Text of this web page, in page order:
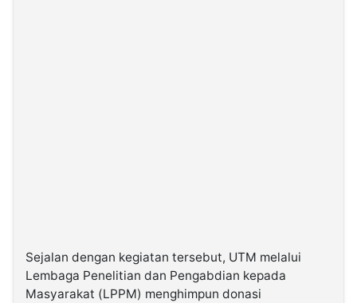
Sejalan dengan kegiatan tersebut, UTM melalui
Lembaga Penelitian dan Pengabdian kepada
Masyarakat (LPPM) menghimpun donasi